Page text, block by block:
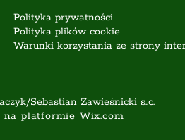
Polityka prywatności
Polityka plików cookie
Warunki korzystania ze strony
Sebastian Zawieśnicki s..c.
na platformie Wix.com